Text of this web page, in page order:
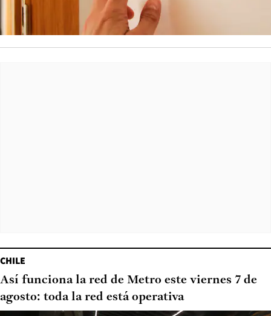
CHILE
Así funciona la red de Metro este viernes 7 de
agosto: toda la red está operativa